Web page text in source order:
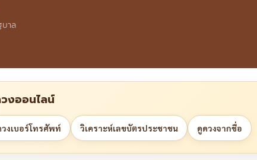
าล
งออนไลน์
งเบอร์โทรศัพท์ วิเคราะห์เลขบัตรประชาชน ดูดวงจากชื่อ